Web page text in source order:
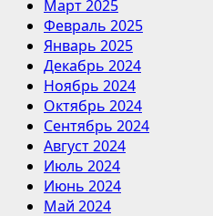
Март 2025
Февраль 2025
Январь 2025
Декабрь 2024
Ноябрь 2024
Октябрь 2024
Сентябрь 2024
Август 2024
Июль 2024
Июнь 2024
Май 2024